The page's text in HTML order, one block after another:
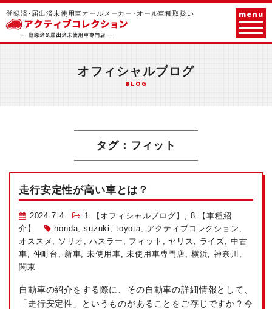
登録済･届出済未使用車オールメーカー･オール車種取扱い menu
オフィシャルブログ
BLOG
タグ：フィット
走行安定性が高い車とは？
2024.7.4 1.【オフィシャルブログ】
8.【車種紹
介】
honda ,suzuki toyota アクティブコレクション
オススメ
ソリオ ,ハスラー フィット ヤリス ライズ
中古
車
仲町台 新車 ,未使用車 ,未使用車専門店 横浜 ,神奈川
関東
自動車の紹介をする際に、その自動車の詳細情報として、
「走行安定性」というものがあることをご存じですか？今